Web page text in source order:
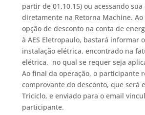
partir de 01.10.15) ou acessando sua
diretamente na Retorna Machine.
opção de desconto na conta de
à AES Eletropaulo, bastará informar
instalação elétrica, encontrado na
elétrica, no qual se requer seja
Ao final da operação, o participante
comprovante do desconto, que será
Triciclo, e enviado para o email
participante.